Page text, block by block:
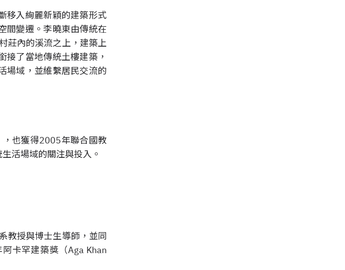
移入絢麗新穎的建築形式
間變遷。李曉東由傳統在
莊內的溪流之上，建築上
接了當地傳統土樓建築，
場域，並維繫居民交流的
也獲得2005年聯合國教
活場域的關注與投入。
教授與博士生導師，並同
卡罕建築獎（Aga Khan